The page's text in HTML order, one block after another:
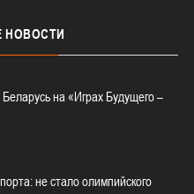
НОВОСТИ
на «Играх Будущего –
не стало олимпийского